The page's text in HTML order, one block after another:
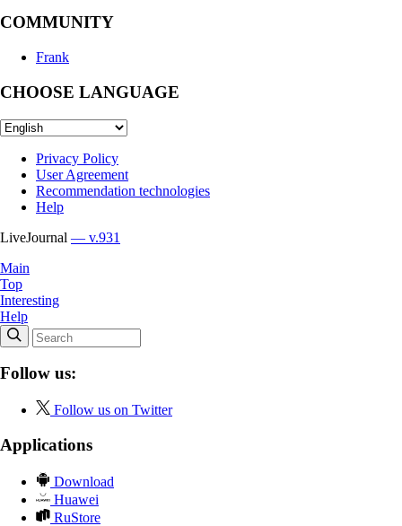
COMMUNITY
Frank
CHOOSE LANGUAGE
Privacy Policy
User Agreement
Recommendation technologies
Help
LiveJournal — v.931
Main
Top
Interesting
Help
Follow us:
Follow us on Twitter
Applications
Download
Huawei
RuStore